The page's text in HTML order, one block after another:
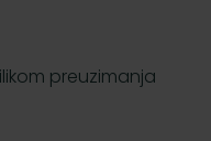
preuzimanja